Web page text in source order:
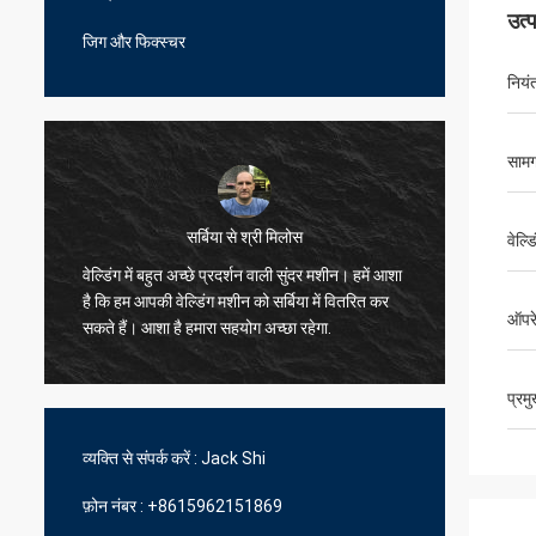
जिग और फिक्स्चर
सर्बिया से श्री मिलोस
वेल्डिंग में बहुत अच्छे प्रदर्शन वाली सुंदर मशीन। हमें आशा
है कि हम आपकी वेल्डिंग मशीन को सर्बिया में वितरित कर
सकते हैं। आशा है हमारा सहयोग अच्छा रहेगा.
नमस्ते,
लिए
व्यक्ति से संपर्क करें : Jack Shi
फ़ोन नंबर : +8615962151869